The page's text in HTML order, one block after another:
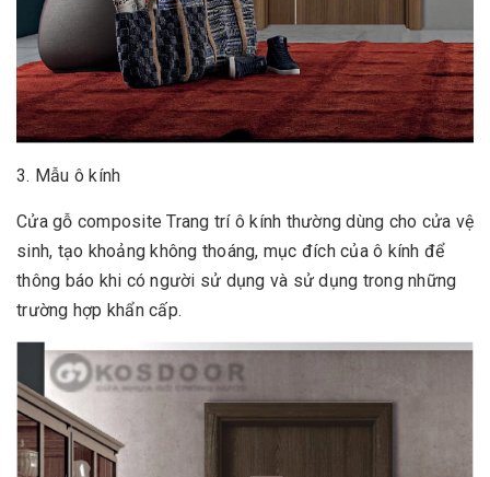
3. Mẫu ô kính
Cửa gỗ composite Trang trí ô kính thường dùng cho cửa vệ
sinh, tạo khoảng không thoáng, mục đích của ô kính để
thông báo khi có người sử dụng và sử dụng trong những
trường hợp khẩn cấp.